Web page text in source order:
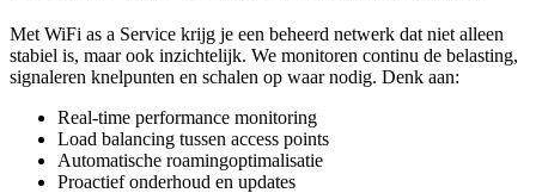
Met WiFi as a Service krijg je een beheerd netwerk dat niet alleen
stabiel is, maar ook inzichtelijk. We monitoren continu de belasting,
signaleren knelpunten en schalen op waar nodig. Denk aan:
Real-time performance monitoring
Load balancing tussen access points
Automatische roamingoptimalisatie
Proactief onderhoud en updates